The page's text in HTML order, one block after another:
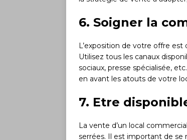
6. Soigner la
L’exposition de votre offre
Utilisez tous les canaux
sociaux, presse spécialisée,
en avant les atouts de votre
7. Etre
La vente d’un local
serrées. Il est important de se